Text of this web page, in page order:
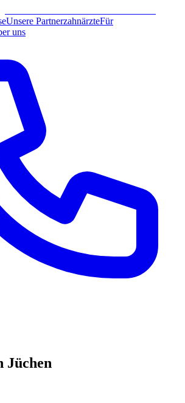
Unsere PartnerzahnärzteFür
uns
Jüchen